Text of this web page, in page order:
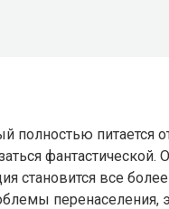
полностью питается
фантастической.
становится все
перенаселения,